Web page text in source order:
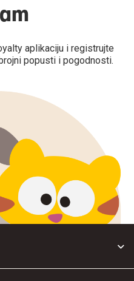
aplikaciju i registrujte
popusti i pogodnosti.